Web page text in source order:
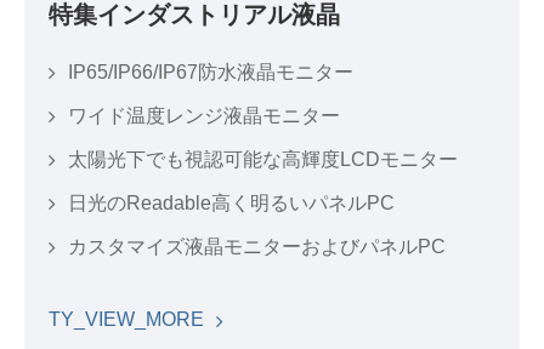
特集インダストリアル液晶
IP65/IP66/IP67防水液晶モニター
ワイド温度レンジ液晶モニター
太陽光下でも視認可能な高輝度LCDモニター
日光のReadable高く明るいパネルPC
カスタマイズ液晶モニターおよびパネルPC
TY_VIEW_MORE